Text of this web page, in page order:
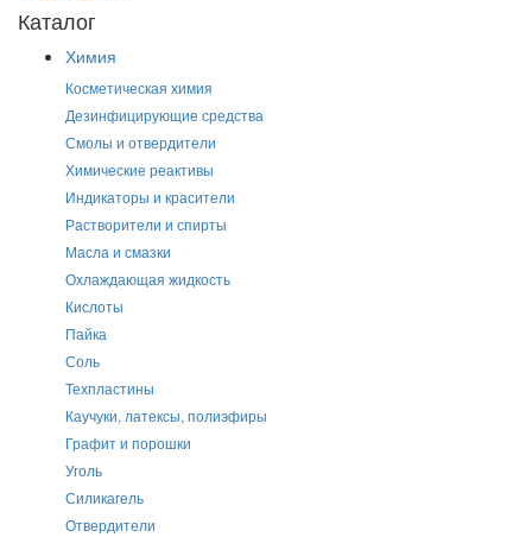
Каталог
Химия
Косметическая химия
Дезинфицирующие средства
Смолы и отвердители
Химические реактивы
Индикаторы и красители
Растворители и спирты
Масла и смазки
Охлаждающая жидкость
Кислоты
Пайка
Соль
Техпластины
Каучуки, латексы, полиэфиры
Графит и порошки
Уголь
Силикагель
Отвердители